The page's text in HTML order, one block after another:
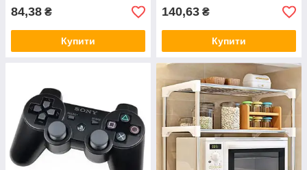
84,38 ₴
Купити
140,63 ₴
Купити